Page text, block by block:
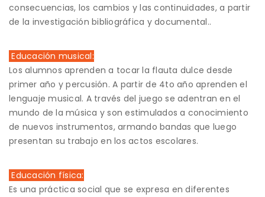
consecuencias, los cambios y las continuidades, a partir
de la investigación bibliográfica y documental..
Educación musical:
Los alumnos aprenden a tocar la flauta dulce desde
primer año y percusión. A partir de 4to año aprenden el
lenguaje musical. A través del juego se adentran en el
mundo de la música y son estimulados a conocimiento
de nuevos instrumentos, armando bandas que luego
presentan su trabajo en los actos escolares.
Educación física:
Es una práctica social que se expresa en diferentes